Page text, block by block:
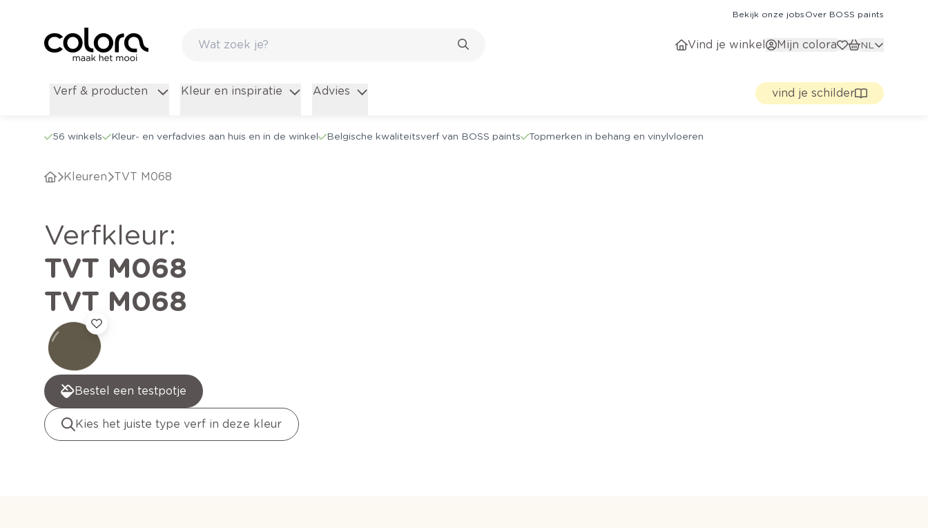
Bekijk onze jobs Over BOSS paints
Vind je winkel Mijn colora NL
Verf & producten Kleur en inspiratie Advies vind je schilder
56 winkels Kleur- en verfadvies aan huis en in de winkel Belgische kwaliteitsverf van BOSS paints Topmerken in behang en vinylvloeren
Kleuren TVT M068
verfkleur:
TVT M068
TVT M068
Bestel een testpotje
Kies het juiste type verf in deze kleur